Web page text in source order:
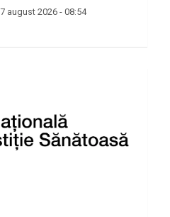
7 august 2026 - 08:54